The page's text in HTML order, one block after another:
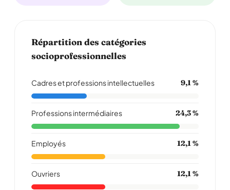
Répartition des catégories
socioprofessionnelles
Cadres et professions intellectuelles 9,1 %
Professions intermédiaires 24,3 %
Employés 12,1 %
Ouvriers 12,1 %